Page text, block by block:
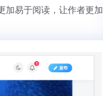
加易于阅读，让作者更加